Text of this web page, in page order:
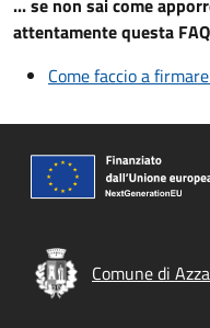
... se non sai come
attentamente questa
Come faccio a
Comune di